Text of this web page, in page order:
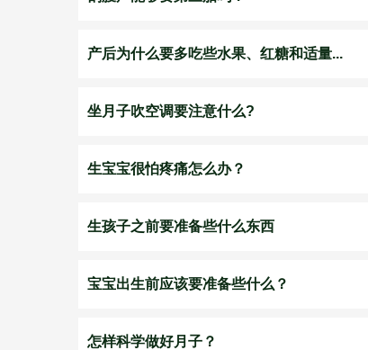
产后为什么要多吃些水果、红糖和适量...
坐月子吹空调要注意什么?
生宝宝很怕疼痛怎么办？
生孩子之前要准备些什么东西
宝宝出生前应该要准备些什么？
怎样科学做好月子？